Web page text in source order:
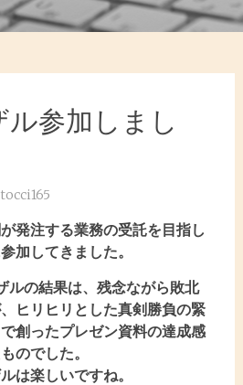
参加しまし
tocci165
発注する業務の受託を目指し
加してきました。
ルの結果は、残念ながら敗北
ヒリヒリとした真剣勝負の緊
創ったプレゼン資料の達成感
のでした。
は楽しいですね。